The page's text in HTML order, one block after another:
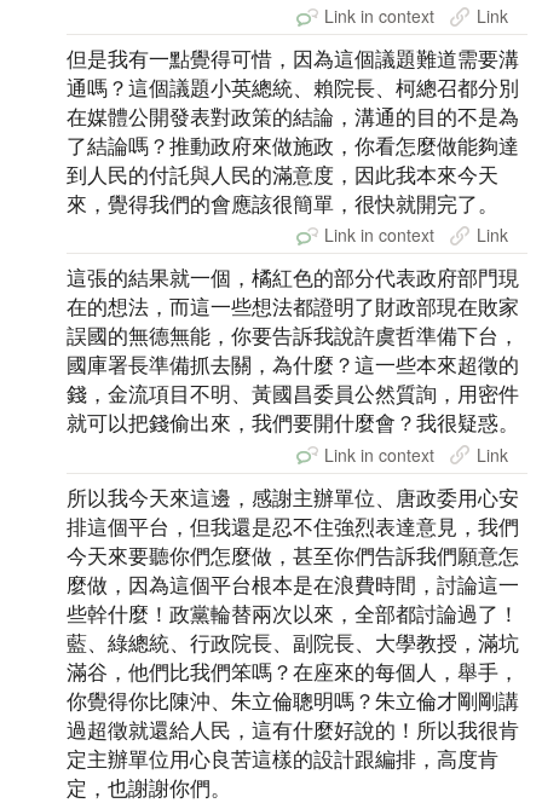
Link in context Link
但是我有一點覺得可惜，因為這個議題難道需要溝
通嗎？這個議題小英總統、賴院長、柯總召都分別
在媒體公開發表對政策的結論，溝通的目的不是為
了結論嗎？推動政府來做施政，你看怎麼做能夠達
到人民的付託與人民的滿意度，因此我本來今天
來，覺得我們的會應該很簡單，很快就開完了。
Link in context Link
這張的結果就一個，橘紅色的部分代表政府部門現
在的想法，而這一些想法都證明了財政部現在敗家
誤國的無德無能，你要告訴我說許虞哲準備下台，
國庫署長準備抓去關，為什麼？這一些本來超徵的
錢，金流項目不明、黃國昌委員公然質詢，用密件
就可以把錢偷出來，我們要開什麼會？我很疑惑。
Link in context Link
所以我今天來這邊，感謝主辦單位、唐政委用心安
排這個平台，但我還是忍不住強烈表達意見，我們
今天來要聽你們怎麼做，甚至你們告訴我們願意怎
麼做，因為這個平台根本是在浪費時間，討論這一
些幹什麼！政黨輪替兩次以來，全部都討論過了！
藍、綠總統、行政院長、副院長、大學教授，滿坑
滿谷，他們比我們笨嗎？在座來的每個人，舉手，
你覺得你比陳沖、朱立倫聰明嗎？朱立倫才剛剛講
過超徵就還給人民，這有什麼好說的！所以我很肯
定主辦單位用心良苦這樣的設計跟編排，高度肯
定，也謝謝你們。